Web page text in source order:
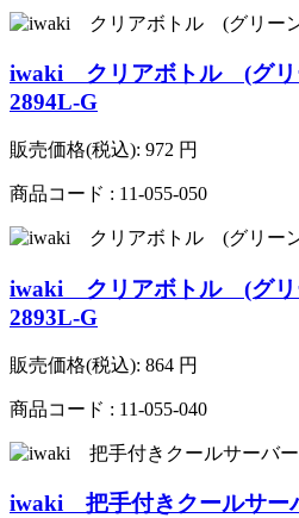
iwaki クリアボトル (グ
2894L-G
販売価格(税込): 972 円
商品コード : 11-055-050
iwaki クリアボトル (グ
2893L-G
販売価格(税込): 864 円
商品コード : 11-055-040
iwaki 把手付きクールサ